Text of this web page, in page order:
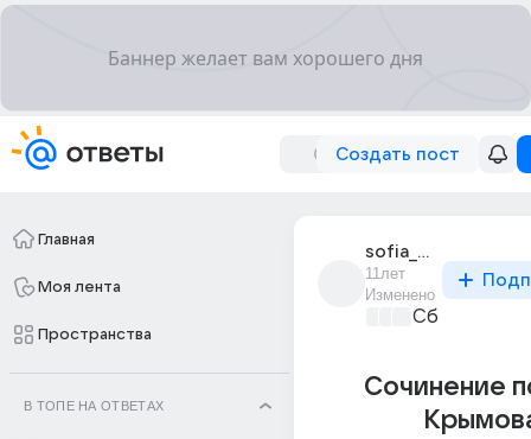
Создать пост
Главная
Моя лента
Пространства
В ТОПЕ НА ОТВЕТАХ
sofia_sukhova_11
11лет
Изменено
Сборная
Сочинение